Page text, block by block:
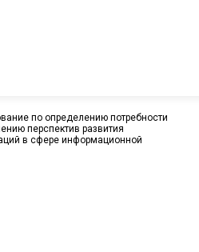
по определению потребности
перспектив развития
в сфере информационной